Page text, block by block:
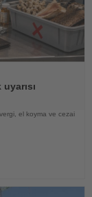
el koyma ve cezai